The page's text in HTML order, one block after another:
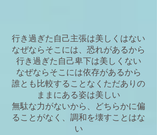
行き過ぎた自己主張は美しくはない
なぜならそこには、恐れがあるから
行き過ぎた自己卑下は美しくない
なぜならそこには依存があるから
誰とも比較することなくただありの
ままにある姿は美しい
無駄な力がないから、どちらかに偏
ることがなく、調和を壊すことはな
い